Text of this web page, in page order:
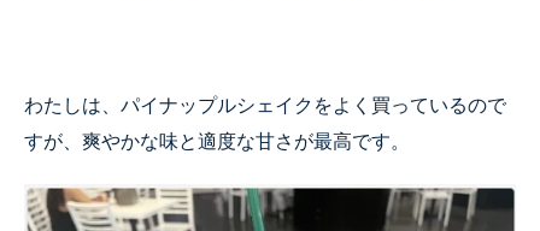
わたしは、パイナップルシェイクをよく買っているので
すが、爽やかな味と適度な甘さが最高です。